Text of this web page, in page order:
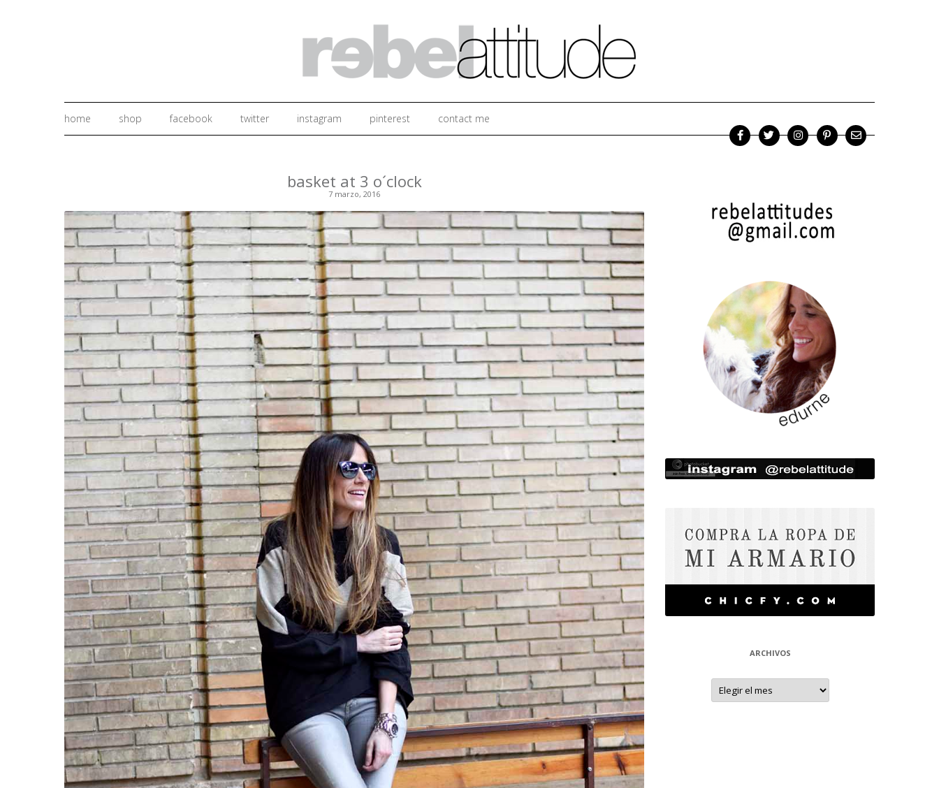
Ir al contenido
home
shop facebook twitter instagram pinterest contact me
basket at 3 o´clock
7 marzo, 2016
ARCHIVOS
Archivos